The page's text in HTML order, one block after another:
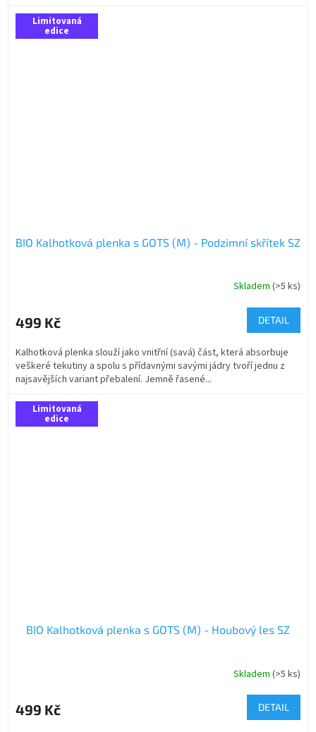
Limitovaná
edice
BIO Kalhotková plenka s GOTS (M) - Podzimní skřítek SZ
Skladem (>5 ks)
499 Kč DETAIL
Kalhotková plenka slouží jako vnitřní (savá) část, která absorbuje
veškeré tekutiny a spolu s přídavnými savými jádry tvoří jednu z
najsavějších variant přebalení. Jemně řasené...
Limitovaná
edice
BIO Kalhotková plenka s GOTS (M) - Houbový les SZ
Skladem (>5 ks)
499 Kč DETAIL